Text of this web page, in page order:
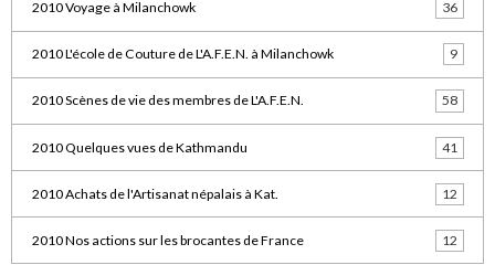
2010 Voyage à Milanchowk 36
2010 L'école de Couture de L'A.F.E.N. à Milanchowk 9
2010 Scènes de vie des membres de L'A.F.E.N. 58
2010 Quelques vues de Kathmandu 41
2010 Achats de l'Artisanat népalais à Kat. 12
2010 Nos actions sur les brocantes de France 12